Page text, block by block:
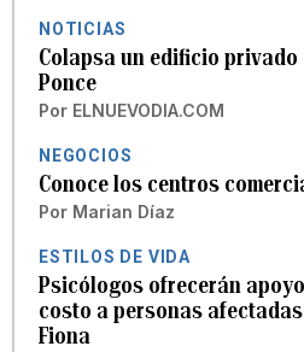
NOTICIAS
Colapsa un edificio privado
Ponce
Por ELNUEVODIA.COM
NEGOCIOS
Conoce los centros
Por Marian Díaz
ESTILOS DE VIDA
Psicólogos ofrecerán
costo a personas
Fiona